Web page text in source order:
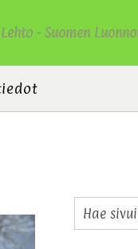
Lehto - Suomen